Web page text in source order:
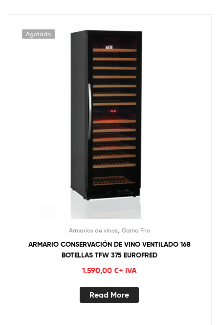
Agotado
Armarios de vinos, Gama Frío
ARMARIO CONSERVACIÓN DE VINO VENTILADO 168
BOTELLAS TFW 375 EUROFRED
1.590,00 €+ IVA
Read More